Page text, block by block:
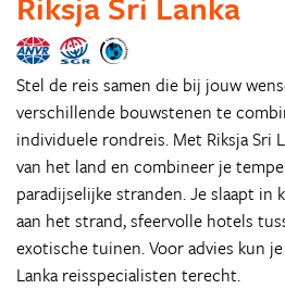
Stel de reis samen die bij jouw
verschillende bouwstenen te
individuele rondreis. Met Riksja Sri
van het land en combineer je
paradijselijke stranden. Je slaapt in
aan het strand, sfeervolle hotels
exotische tuinen. Voor advies kun
Lanka reisspecialisten terecht.